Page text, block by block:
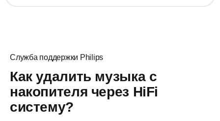
Служба поддержки Philips
Как удалить музыка с
накопителя через HiFi
систему?